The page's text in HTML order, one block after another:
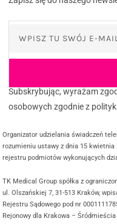
Subskrybując, wyrażam
osobowych zgodnie z
Organizator udzielania świadczeń
rozumieniu ustawy z dnia 15
rejestru podmiotów wykonujących
TK Medical Group spółka z
ul. Olszańskiej 7, 31-513 Kraków,
Rejestru Sądowego pod nr
Rejonowy dla Krakowa –